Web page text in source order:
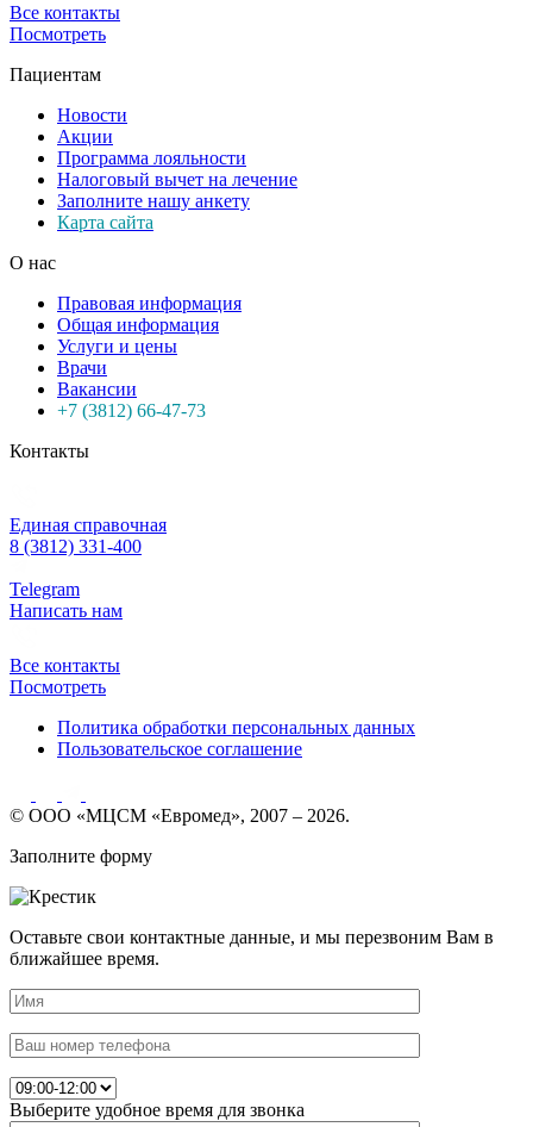
Все контакты
Посмотреть
Пациентам
Новости
Акции
Программа лояльности
Налоговый вычет на лечение
Заполните нашу анкету
Карта сайта
О нас
Правовая информация
Общая информация
Услуги и цены
Врачи
Вакансии
+7 (3812) 66-47-73
Контакты
Единая справочная
8 (3812) 331-400
Telegram
Написать нам
Все контакты
Посмотреть
Политика обработки персональных данных
Пользовательское соглашение
© ООО «МЦСМ «Евромед», 2007 – 2026.
Заполните форму
Оставьте свои контактные данные, и мы перезвоним Вам в
ближайшее время.
Выберите удобное время для звонка